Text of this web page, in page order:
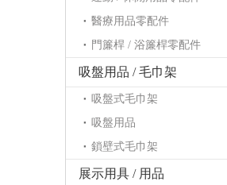
醫療用品零配件
門簾桿 / 浴簾桿零配件
吸盤用品 / 毛巾架
吸盤式毛巾架
吸盤用品
鎖壁式毛巾架
展示用具 / 用品